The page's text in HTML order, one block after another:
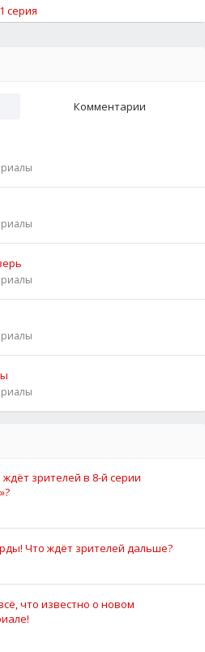
серия
Комментарии
зрителей в 8-й серии
Что ждёт зрителей дальше?
что известно о новом